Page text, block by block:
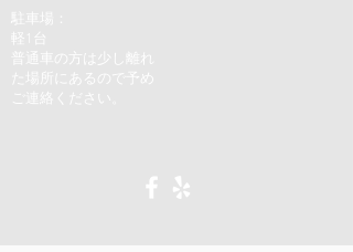
駐車場：
軽1台
普通車の方は少し離れ
た場所にあるので予め
ご連絡ください。